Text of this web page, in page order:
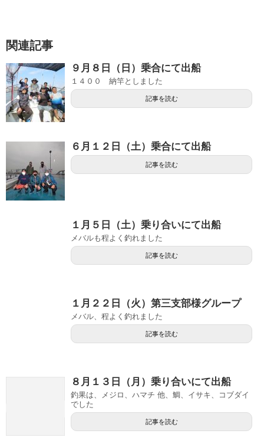
関連記事
９月８日（日）乗合にて出船
１４００ 納竿としました
記事を読む
６月１２日（土）乗合にて出船
記事を読む
１月５日（土）乗り合いにて出船
メバルも程よく釣れました
記事を読む
１月２２日（火）第三支部様グループ
メバル、程よく釣れました
記事を読む
８月１３日（月）乗り合いにて出船
釣果は、メジロ、ハマチ 他、鯛、イサキ、コブダイ
でした
記事を読む